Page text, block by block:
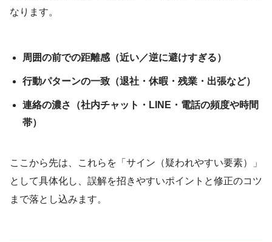
なります。
周囲の前での距離感（近い／逆に避けすぎる）
行動パターンの一致（退社・休暇・残業・出張など）
連絡の濃さ（社内チャット・LINE・電話の頻度や時間
帯）
ここから先は、これらを「サイン（疑われやすい要素）」
として具体化し、誤解を招きやすいポイントと修正のコツ
まで落とし込みます。